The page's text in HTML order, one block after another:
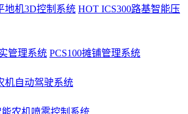
地机3D控制系统 HOT ICS300路基智能压
管理系统 PCS100摊铺管理系统
机自动驾驶系统
能农机喷雾控制系统